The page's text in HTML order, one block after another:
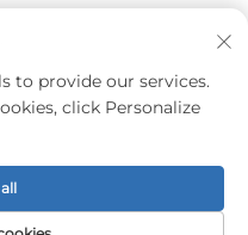
ZHANGJIAGANG CITY
údajů
to provide our services.
click Personalize